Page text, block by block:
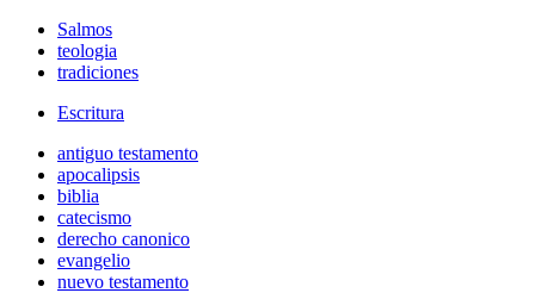
Salmos
teologia
tradiciones
Escritura
antiguo testamento
apocalipsis
biblia
catecismo
derecho canonico
evangelio
nuevo testamento